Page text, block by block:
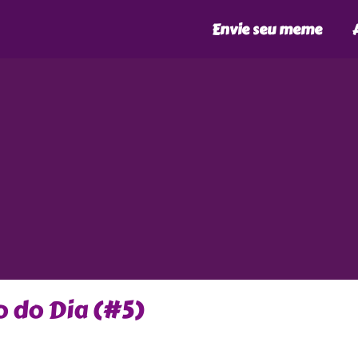
Envie seu meme
do Dia (#5)